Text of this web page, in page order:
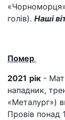
голів). Наші
Помер
2021 рік -
нападник,
«Металург»)
Провів понад